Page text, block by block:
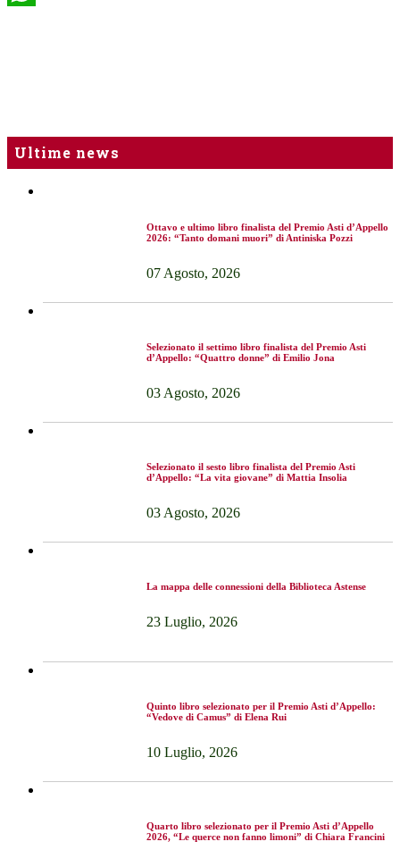
Ultime news
Ottavo e ultimo libro finalista del Premio Asti d’Appello
2026: “Tanto domani muori” di Antiniska Pozzi
07 Agosto, 2026
Selezionato il settimo libro finalista del Premio Asti
d’Appello: “Quattro donne” di Emilio Jona
03 Agosto, 2026
Selezionato il sesto libro finalista del Premio Asti
d’Appello: “La vita giovane” di Mattia Insolia
03 Agosto, 2026
La mappa delle connessioni della Biblioteca Astense
23 Luglio, 2026
Quinto libro selezionato per il Premio Asti d’Appello:
“Vedove di Camus” di Elena Rui
10 Luglio, 2026
Quarto libro selezionato per il Premio Asti d’Appello
2026, “Le querce non fanno limoni” di Chiara Francini